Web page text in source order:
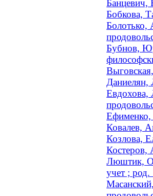
Банцевич,
Бобкова,
Болотько,
Бубнов,
Даниелян,
Евдохова,
Ефименко,
Ковалев,
Козлова,
Костеров,
Люштик,
учет ;